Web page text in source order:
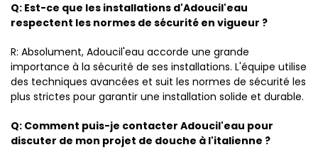
Q: Est-ce que les installations d'Adoucil'eau
respectent les normes de sécurité en vigueur ?
R: Absolument, Adoucil'eau accorde une grande
importance à la sécurité de ses installations. L'équipe utilise
des techniques avancées et suit les normes de sécurité les
plus strictes pour garantir une installation solide et durable.
Q: Comment puis-je contacter Adoucil'eau pour
discuter de mon projet de douche à l'italienne ?